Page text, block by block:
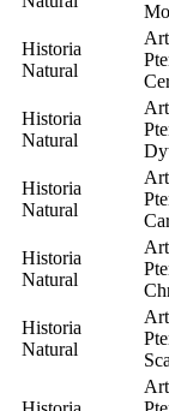
Historia
Natural
Historia
Natural
Historia
Natural
Historia
Natural
Historia
Natural